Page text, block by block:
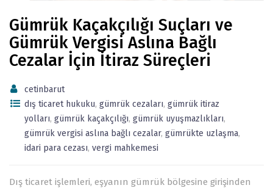
Gümrük Kaçakçılığı Suçları ve
Gümrük Vergisi Aslına Bağlı
Cezalar İçin İtiraz Süreçleri
cetinbarut
dış ticaret hukuku, gümrük cezaları, gümrük itiraz
yolları, gümrük kaçakçılığı, gümrük uyuşmazlıkları,
gümrük vergisi aslına bağlı cezalar, gümrükte uzlaşma,
idari para cezası, vergi mahkemesi
Dış ticaret işlemleri, eşyanın gümrük bölgesine girişinden